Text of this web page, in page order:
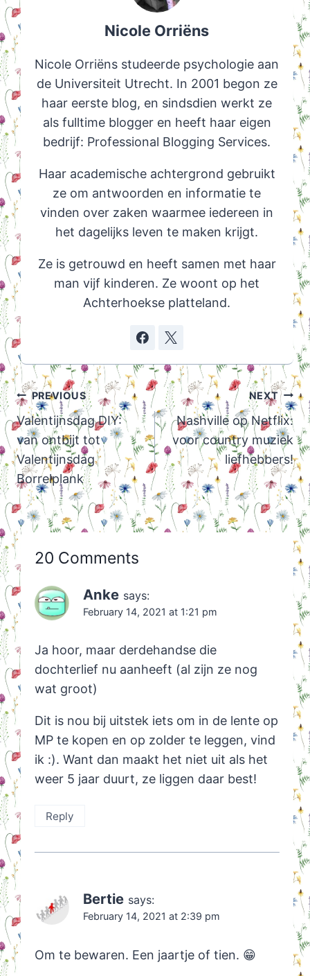
Nicole Orriëns
Nicole Orriëns studeerde psychologie aan
de Universiteit Utrecht. In 2001 begon ze
haar eerste blog, en sindsdien werkt ze
als fulltime blogger en heeft haar eigen
bedrijf: Professional Blogging Services.
Haar academische achtergrond gebruikt
ze om antwoorden en informatie te
vinden over zaken waarmee iedereen in
het dagelijks leven te maken krijgt.
Ze is getrouwd en heeft samen met haar
man vijf kinderen. Ze woont op het
Achterhoekse platteland.
Post
navigation
PREVIOUS
Valentijnsdag DIY:
van ontbijt tot
Valentijnsdag
Borrelplank
NEXT
Nashville op Netflix:
voor country muziek
liefhebbers!
20 Comments
Anke says:
February 14, 2021 at 1:21 pm
Ja hoor, maar derdehandse die
dochterlief nu aanheeft (al zijn ze nog
wat groot)
Dit is nou bij uitstek iets om in de lente op
MP te kopen en op zolder te leggen, vind
ik :). Want dan maakt het niet uit als het
weer 5 jaar duurt, ze liggen daar best!
Reply
Bertie says:
February 14, 2021 at 2:39 pm
Om te bewaren. Een jaartje of tien. 😁